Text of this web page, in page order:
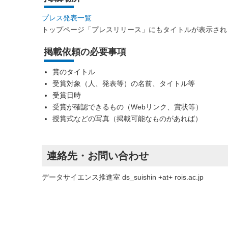
プレス発表一覧
トップページ「プレスリリース」にもタイトルが表示さ
掲載依頼の必要事項
賞のタイトル
受賞対象（人、発表等）の名前、タイトル等
受賞日時
受賞が確認できるもの（Webリンク、賞状等）
授賞式などの写真（掲載可能なものがあれば）
連絡先・お問い合わせ
データサイエンス推進室 ds_suishin +at+ rois.ac.jp